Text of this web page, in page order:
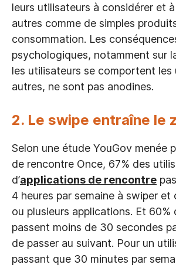
leurs utilisateurs à considérer et
autres comme de simples
consommation. Les
psychologiques, notamment sur
les utilisateurs se comportent les
autres, ne sont pas anodines.
2. Le swipe entraîne le
Selon une étude YouGov menée
de rencontre Once, 67% des
d’applications de rencontre
4 heures par semaine à swiper et
ou plusieurs applications. Et 60%
passent moins de 30 secondes
de passer au suivant. Pour un
passant que 30 minutes par